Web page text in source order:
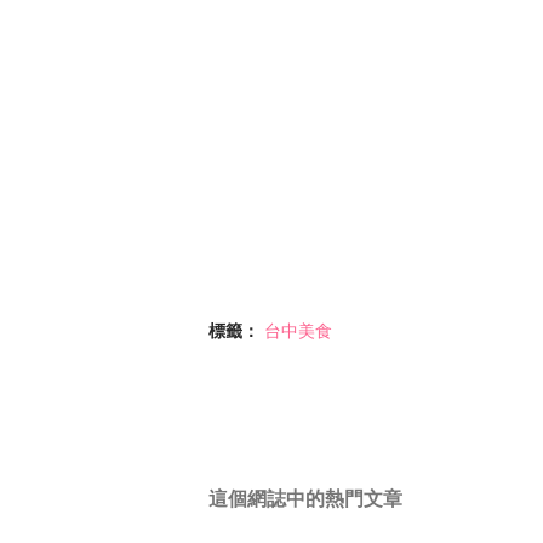
標籤： 台中美食
這個網誌中的熱門文章